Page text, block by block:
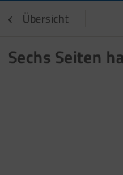
Übersicht
Sechs Seiten